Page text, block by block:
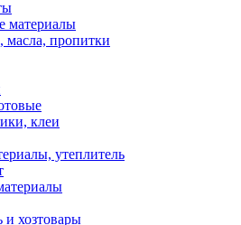
материалы
масла, пропитки
клеи
утеплитель
и хозтовары